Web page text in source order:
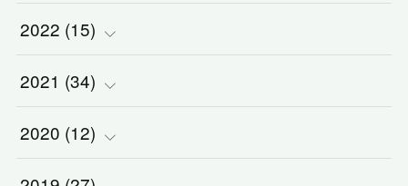
(3)
(3)
(5)
(1)
(2)
(3)
(5)
(1)
(5)
(3)
(1)
(1)
2022 (15)
(2)
(2)
2021 (34)
(2)
2020 (12)